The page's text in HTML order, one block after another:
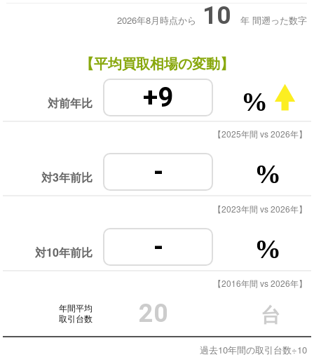
2026年8月時点から 10 年 間遡った数字
【平均買取相場の変動】
対前年比 +9 %
【2025年間 vs 2026年】
対3年前比 - %
【2023年間 vs 2026年】
対10年前比 - %
【2016年間 vs 2026年】
年間平均
取引台数
20 台
過去10年間の取引台数÷10